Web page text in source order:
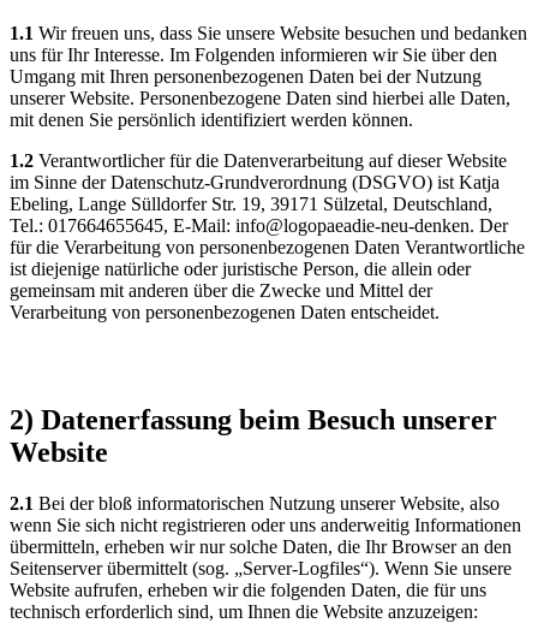
1.1 Wir freuen uns, dass Sie unsere Website besuchen und bedanken
uns für Ihr Interesse. Im Folgenden informieren wir Sie über den
Umgang mit Ihren personenbezogenen Daten bei der Nutzung
unserer Website. Personenbezogene Daten sind hierbei alle Daten,
mit denen Sie persönlich identifiziert werden können.
1.2 Verantwortlicher für die Datenverarbeitung auf dieser Website
im Sinne der Datenschutz-Grundverordnung (DSGVO) ist Katja
Ebeling, Lange Sülldorfer Str. 19, 39171 Sülzetal, Deutschland,
Tel.: 017664655645, E-Mail: info@logopaeadie-neu-denken. Der
für die Verarbeitung von personenbezogenen Daten Verantwortliche
ist diejenige natürliche oder juristische Person, die allein oder
gemeinsam mit anderen über die Zwecke und Mittel der
Verarbeitung von personenbezogenen Daten entscheidet.
2) Datenerfassung beim Besuch unserer
Website
2.1 Bei der bloß informatorischen Nutzung unserer Website, also
wenn Sie sich nicht registrieren oder uns anderweitig Informationen
übermitteln, erheben wir nur solche Daten, die Ihr Browser an den
Seitenserver übermittelt (sog. „Server-Logfiles“). Wenn Sie unsere
Website aufrufen, erheben wir die folgenden Daten, die für uns
technisch erforderlich sind, um Ihnen die Website anzuzeigen: